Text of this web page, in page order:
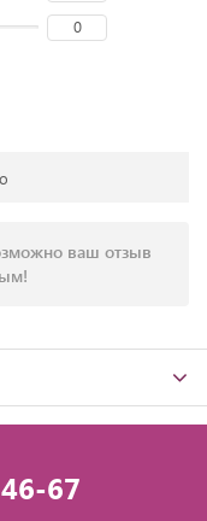
0
ваш отзыв
67